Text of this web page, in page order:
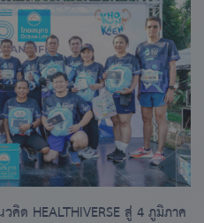
คิด HEALTHIVERSE สู่ 4 ภูมิภาค